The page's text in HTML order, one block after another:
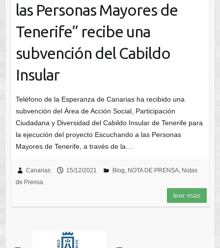
las Personas Mayores de
Tenerife” recibe una
subvención del Cabildo
Insular
Teléfono de la Esperanza de Canarias ha recibido una
subvención del Área de Acción Social, Participación
Ciudadana y Diversidad del Cabildo Insular de Tenerife para
la ejecución del proyecto Escuchando a las Personas
Mayores de Tenerife, a través de la…
Canarias 15/12/2021 Blog NOTA DE PRENSA, Notas
de Prensa
leer más